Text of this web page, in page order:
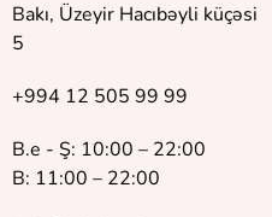
Bakı, Üzeyir Hacıbəyli küçəsi
5
+994 12 505 99 99
B.e - Ş: 10:00 – 22:00
B: 11:00 – 22:00